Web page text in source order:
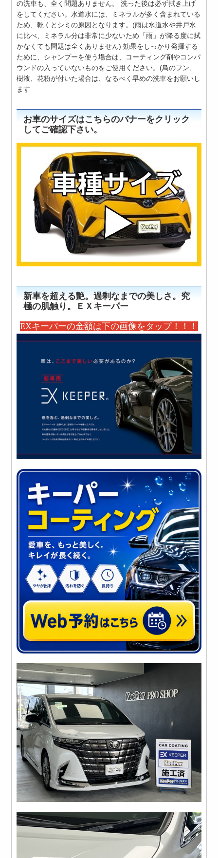
の洗車も、全く問題ありません。 洗った後は必ず拭き上げ
をしてください。水道水には、ミネラルが多く含まれている
ため、乾くとシミの原因となります。(雨は水道水や井戸水
に比べ、ミネラル分は非常に少ないため「雨」が降る度に拭
かなくても問題は全くありません) 効果をしっかり発揮する
ために、シャンプーを使う場合は、コーティング剤やコンパ
ウンドの入っていないものをご使用ください。(鳥のフン、
樹液、花粉が付いた場合は、なるべく早めの洗車をお願いし
ます
お車のサイズはこちらのバナーをクリック
してご確認下さい。
新車を超える艶。過剰なまでの美しさ 。究
極の肌触り。ＥＸキーパー
EXキーパーの金額は下の画像をタップ！！！